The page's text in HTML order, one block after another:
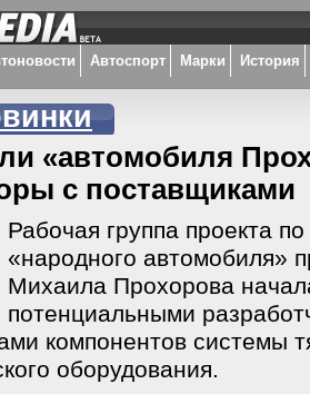
Автоспорт Марки История
«автомобиля
с поставщиками
Рабочая группа проекта
«народного автомобиля»
Михаила Прохорова
потенциальными
компонентов системы
оборудования.